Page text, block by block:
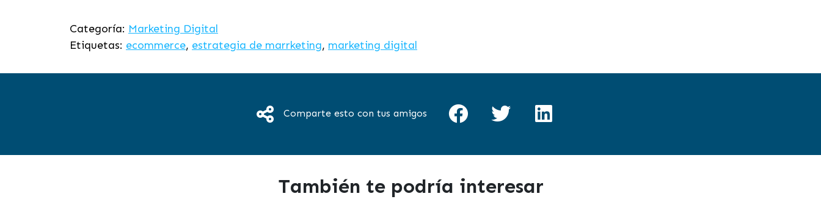
Categoría: Marketing Digital
Etiquetas: ecommerce, estrategia de marrketing, marketing digital
Comparte esto con tus amigos
También te podría interesar